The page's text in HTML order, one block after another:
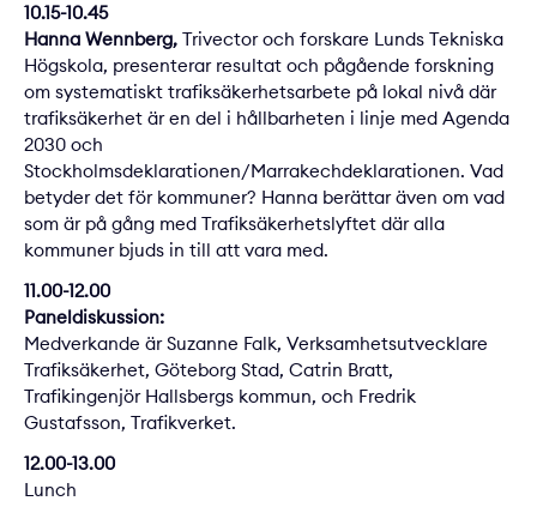
10.15-10.45
Hanna Wennberg, Trivector och forskare Lunds Tekniska
Högskola, presenterar resultat och pågående forskning
om systematiskt trafiksäkerhetsarbete på lokal nivå där
trafiksäkerhet är en del i hållbarheten i linje med Agenda
2030 och
Stockholmsdeklarationen/Marrakechdeklarationen. Vad
betyder det för kommuner? Hanna berättar även om vad
som är på gång med Trafiksäkerhetslyftet där alla
kommuner bjuds in till att vara med.
11.00-12.00
Paneldiskussion:
Medverkande är Suzanne Falk, Verksamhetsutvecklare
Trafiksäkerhet, Göteborg Stad, Catrin Bratt,
Trafikingenjör Hallsbergs kommun, och Fredrik
Gustafsson, Trafikverket.
12.00-13.00
Lunch